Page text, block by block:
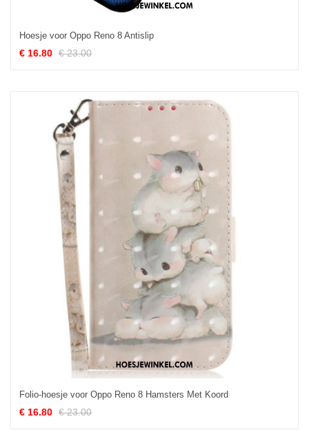
Hoesje voor Oppo Reno 8 Antislip
€ 16.80 € 23.00
Folio-hoesje voor Oppo Reno 8 Hamsters Met Koord
€ 16.80 € 23.00